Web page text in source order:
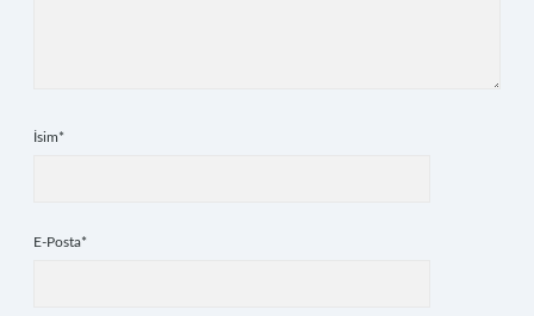
İsim*
E-Posta*